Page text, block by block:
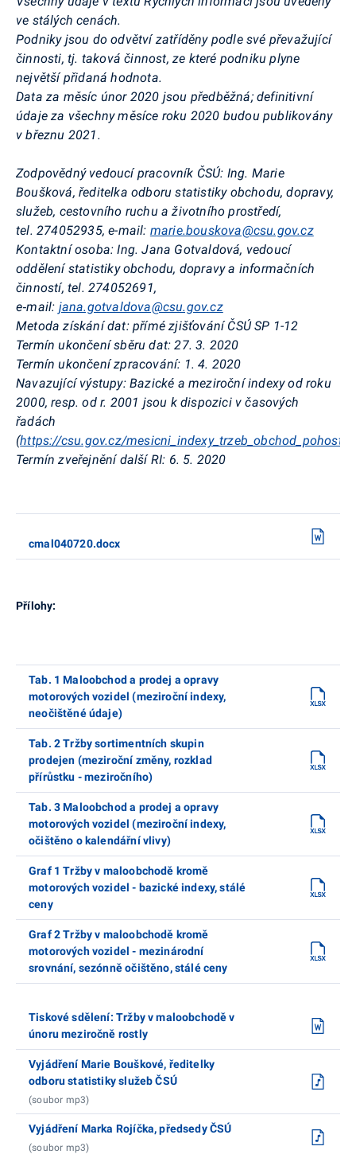
ve stálých cenách.
Podniky jsou do odvětví zatříděny podle své převažující
činnosti, tj. taková činnost, ze které podniku plyne
největší přidaná hodnota.
Data za měsíc únor 2020 jsou předběžná; definitivní
údaje za všechny měsíce roku 2020 budou publikovány
v březnu 2021.
Zodpovědný vedoucí pracovník ČSÚ: Ing. Marie
Boušková, ředitelka odboru statistiky obchodu, dopravy,
služeb, cestovního ruchu a životního prostředí,
tel. 274052935, e-mail: marie.bouskova@csu.gov.cz
Kontaktní osoba: Ing. Jana Gotvaldová, vedoucí
oddělení statistiky obchodu, dopravy a informačních
činností, tel. 274052691,
e‑mail: jana.gotvaldova@csu.gov.cz
Metoda získání dat: přímé zjišťování ČSÚ SP 1-12
Termín ukončení sběru dat: 27. 3. 2020
Termín ukončení zpracování: 1. 4. 2020
Navazující výstupy: Bazické a meziroční indexy od roku
2000, resp. od r. 2001 jsou k dispozici v časových
řadách
(https://csu.gov.cz/
Termín zveřejnění další RI: 6. 5. 2020
cmal040720.docx
Přílohy:
Tab. 1 Maloobchod a prodej a opravy
motorových vozidel (meziroční indexy,
neočištěné údaje)
Tab. 2 Tržby sortimentních skupin
prodejen (meziroční změny, rozklad
přírůstku - meziročního)
Tab. 3 Maloobchod a prodej a opravy
motorových vozidel (meziroční indexy,
očištěno o kalendářní vlivy)
Graf 1 Tržby v maloobchodě kromě
motorových vozidel - bazické indexy, stálé
ceny
Graf 2 Tržby v maloobchodě kromě
motorových vozidel - mezinárodní
srovnání, sezónně očištěno, stálé ceny
Tiskové sdělení: Tržby v maloobchodě v
únoru meziročně rostly
Vyjádření Marie Bouškové, ředitelky
odboru statistiky služeb ČSÚ
(soubor mp3)
Vyjádření Marka Rojíčka, předsedy ČSÚ
(soubor mp3)